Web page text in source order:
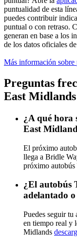
puntualidad de esta
puedes contribuir
puntual o con retraso.
generan en base a los
de los datos oficiales
Más información sobre
Preguntas
East Midlands
¿A qué hora
East
El próximo
llega a Bridle
próximo autobús
¿El autobús
adelantado
Puedes seguir tu
en tiempo real y
Midlands